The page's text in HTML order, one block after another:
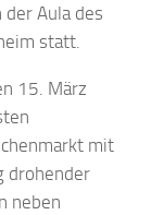
Aula des
statt.
15. März
mit
drohender
neben